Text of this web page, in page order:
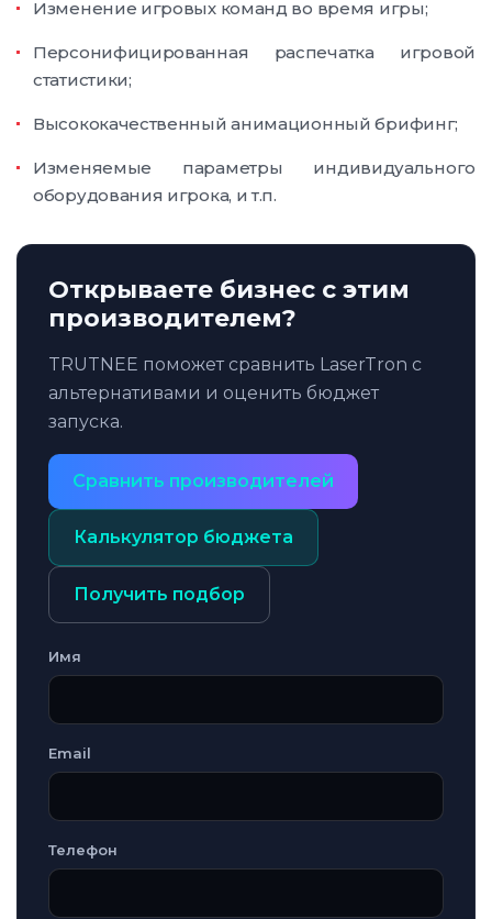
Изменение игровых команд во время игры;
Персонифицированная распечатка игровой
статистики;
Высококачественный анимационный брифинг;
Изменяемые параметры индивидуального
оборудования игрока, и т.п.
Открываете бизнес с этим
производителем?
TRUTNEE поможет сравнить LaserTron с
альтернативами и оценить бюджет
запуска.
Сравнить производителей
Калькулятор бюджета
Получить подбор
Имя
Email
Телефон